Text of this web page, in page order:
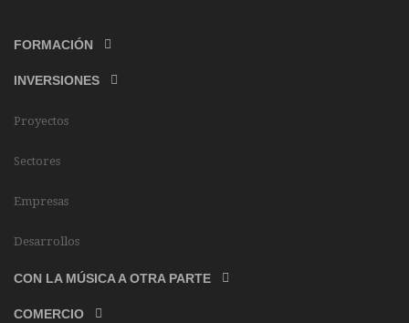
FORMACIÓN
INVERSIONES
Proyectos
Sectores
Empresas
Desarrollos
CON LA MÚSICA A OTRA PARTE
COMERCIO